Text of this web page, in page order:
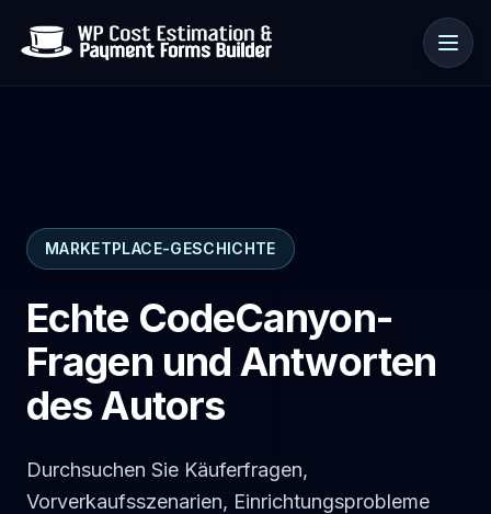
Ressourcen
🇩🇪
MARKETPLACE-GESCHICHTE
Echte CodeCanyon-
Fragen und Antworten
des Autors
Durchsuchen Sie Käuferfragen,
Vorverkaufsszenarien, Einrichtungsprobleme